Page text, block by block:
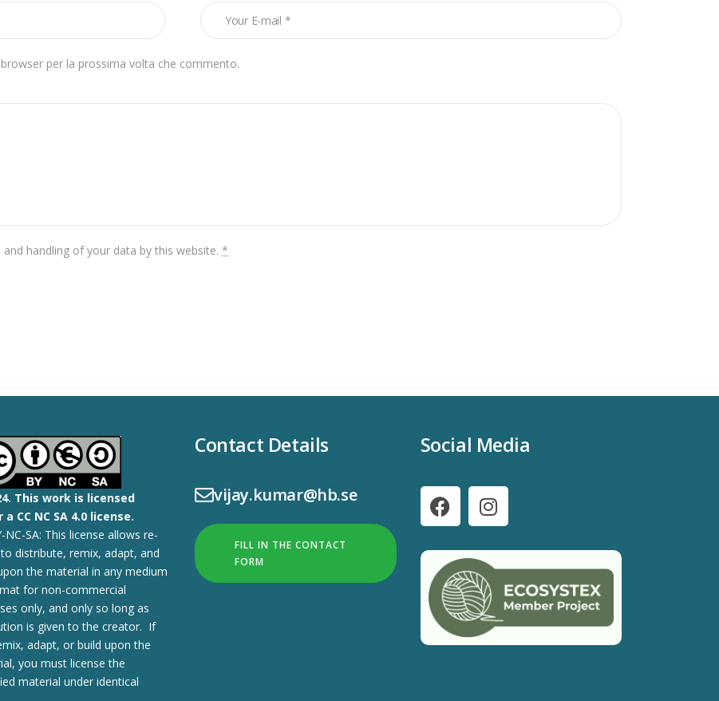
per la prossima volta che commento.
handling of your data by this website.*
This work is licensed
a CC NC SA 4.0 license.
NC-SA: This license allows re-
distribute, remix, adapt, and
the material in any medium
for non-commercial
only, and only so long as
is given to the creator. If
adapt, or build upon the
you must license the
material under identical
Contact Details
vijay.kumar@hb.se
FILL IN THE CONTACT
FORM
Social Media